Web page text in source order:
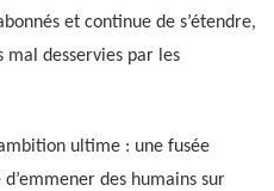
et continue de s’étendre,
mal desservies par les
ultime : une fusée
des humains sur